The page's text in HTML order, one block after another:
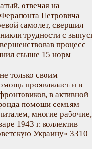
отвечая на
Петровича
самолет, свершил
трудности с
процесс
свыше 15 норм
только своим
проявлялась и в
в активной
помощи семьям
многие рабочие,
1943 г. коллектив
Украину» 3310